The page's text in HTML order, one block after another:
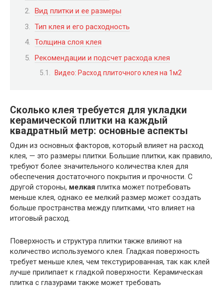
Вид плитки и ее размеры
Тип клея и его расходность
Толщина слоя клея
Рекомендации и подсчет расхода клея
Видео: Расход плиточного клея на 1м2
Сколько клея требуется для укладки
керамической плитки на каждый
квадратный метр: основные аспекты
Один из основных факторов, который влияет на расход
клея, — это размеры плитки. Большие плитки, как правило,
требуют более значительного количества клея для
обеспечения достаточного покрытия и прочности. С
другой стороны, мелкая плитка может потребовать
меньше клея, однако ее мелкий размер может создать
больше пространства между плитками, что влияет на
итоговый расход.
Поверхность и структура плитки также влияют на
количество используемого клея. Гладкая поверхность
требует меньше клея, чем текстурированная, так как клей
лучше прилипает к гладкой поверхности. Керамическая
плитка с глазурами также может требовать